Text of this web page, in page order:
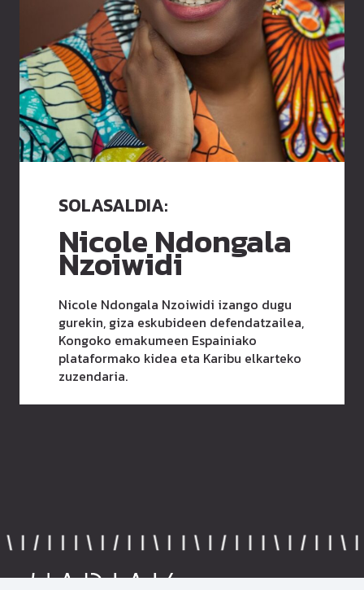
SOLASALDIA:
Nicole Ndongala
Nzoiwidi
Nicole Ndongala Nzoiwidi izango dugu
gurekin, giza eskubideen defendatzailea,
Kongoko emakumeen Espainiako
plataformako kidea eta Karibu elkarteko
zuzendaria.